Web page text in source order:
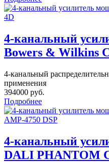
4-канальный
Bowers & Wilkins
4-канальный
применения
394000 руб.
Подробнее
4-канальный
DALI PHANTOM